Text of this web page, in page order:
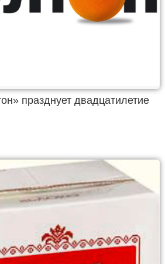
празднует двадцатилетие